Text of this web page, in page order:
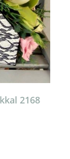
2168